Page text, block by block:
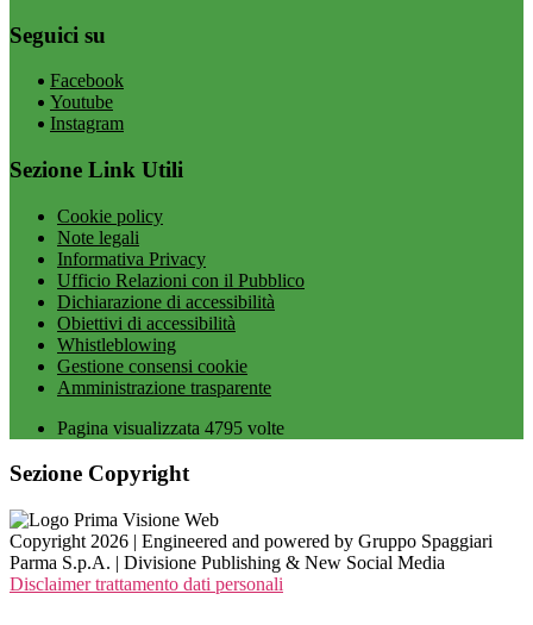
Seguici su
Facebook
Youtube
Instagram
Sezione Link Utili
Cookie policy
Note legali
Informativa Privacy
Ufficio Relazioni con il Pubblico
Dichiarazione di accessibilità
Obiettivi di accessibilità
Whistleblowing
Gestione consensi cookie
Amministrazione trasparente
Pagina visualizzata 4795 volte
Sezione Copyright
Copyright 2026 | Engineered and powered by Gruppo Spaggiari
Parma S.p.A. | Divisione Publishing & New Social Media
Disclaimer trattamento dati personali